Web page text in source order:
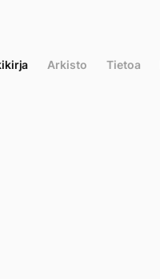
Arkisto Tietoa